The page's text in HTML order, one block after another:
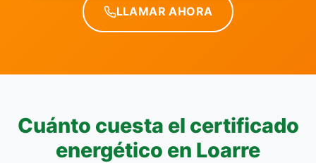
LLAMAR AHORA
Cuánto cuesta el certificado
energético en Loarre